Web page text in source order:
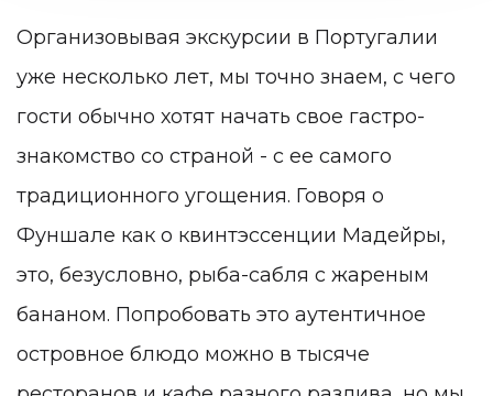
Организовывая экскурсии в Португалии
уже несколько лет, мы точно знаем, с чего
гости обычно хотят начать свое гастро-
знакомство со страной - с ее самого
традиционного угощения. Говоря о
Фуншале как о квинтэссенции Мадейры,
это, безусловно, рыба-сабля с жареным
бананом. Попробовать это аутентичное
островное блюдо можно в тысяче